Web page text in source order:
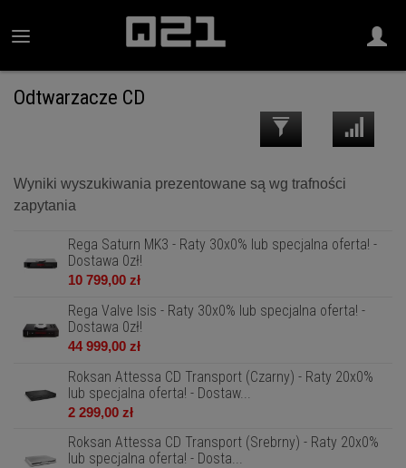
Odtwarzacze CD
Wyniki wyszukiwania prezentowane są wg trafności
zapytania
Rega Saturn MK3 - Raty 30x0% lub specjalna oferta! -
Dostawa 0zł!
10 799,00 zł
Rega Valve Isis - Raty 30x0% lub specjalna oferta! -
Dostawa 0zł!
44 999,00 zł
Roksan Attessa CD Transport (Czarny) - Raty 20x0%
lub specjalna oferta! - Dostaw...
2 299,00 zł
Roksan Attessa CD Transport (Srebrny) - Raty 20x0%
lub specjalna oferta! - Dosta...